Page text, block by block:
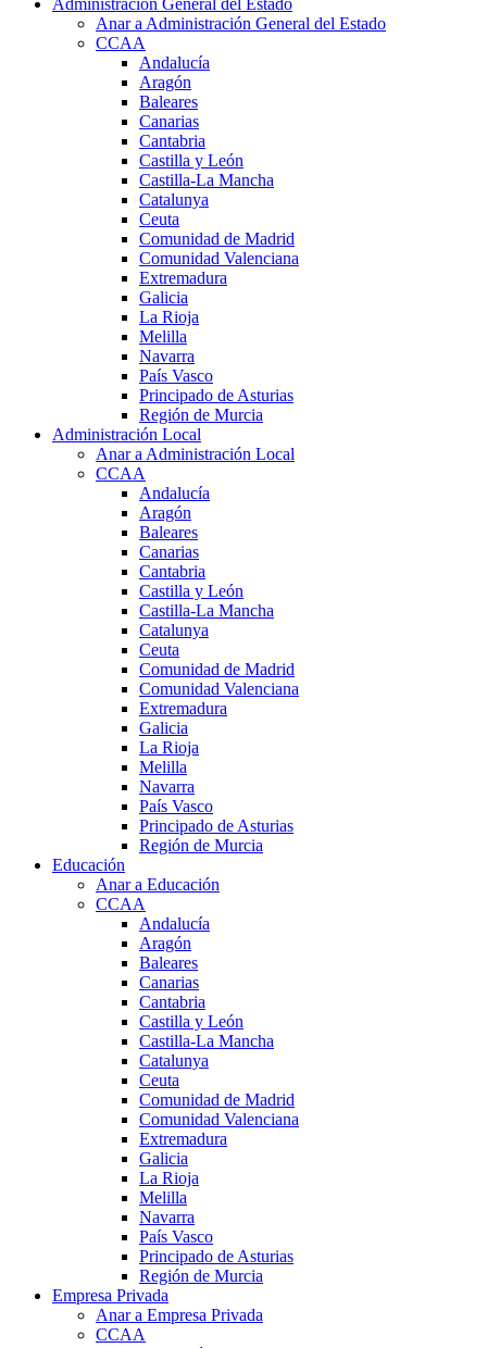
Anar a Administración General del Estado
CCAA
Andalucía
Aragón
Baleares
Canarias
Cantabria
Castilla y León
Castilla-La Mancha
Catalunya
Ceuta
Comunidad de Madrid
Comunidad Valenciana
Extremadura
Galicia
La Rioja
Melilla
Navarra
País Vasco
Principado de Asturias
Región de Murcia
Administración Local
Anar a Administración Local
CCAA
Andalucía
Aragón
Baleares
Canarias
Cantabria
Castilla y León
Castilla-La Mancha
Catalunya
Ceuta
Comunidad de Madrid
Comunidad Valenciana
Extremadura
Galicia
La Rioja
Melilla
Navarra
País Vasco
Principado de Asturias
Región de Murcia
Educación
Anar a Educación
CCAA
Andalucía
Aragón
Baleares
Canarias
Cantabria
Castilla y León
Castilla-La Mancha
Catalunya
Ceuta
Comunidad de Madrid
Comunidad Valenciana
Extremadura
Galicia
La Rioja
Melilla
Navarra
País Vasco
Principado de Asturias
Región de Murcia
Empresa Privada
Anar a Empresa Privada
CCAA